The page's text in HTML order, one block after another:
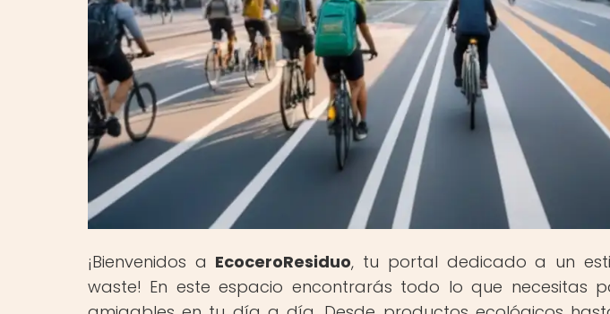
¡Bienvenidos a EcoceroResiduo, tu portal dedicado a un
waste! En este espacio encontrarás todo lo que necesitas